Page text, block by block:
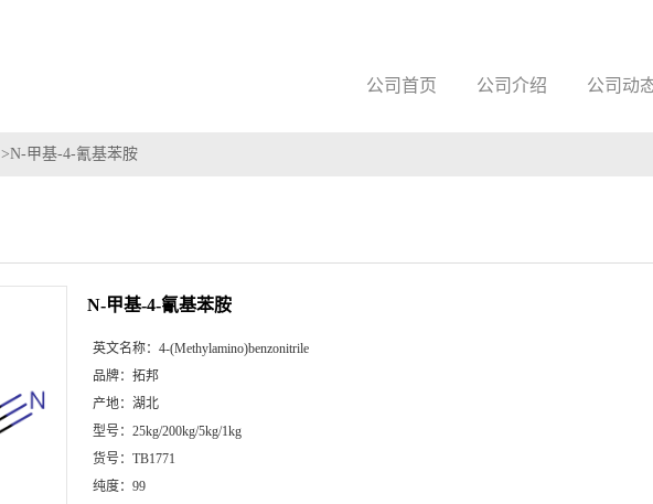
公司首页 公司介绍 公司动
>N-甲基-4-氰基苯胺
N-甲基-4-氰基苯胺
英文名称： 4-(Methylamino)benzonitrile
品牌： 拓邦
产地： 湖北
型号： 25kg/200kg/5kg/1kg
货号： TB1771
纯度： 99